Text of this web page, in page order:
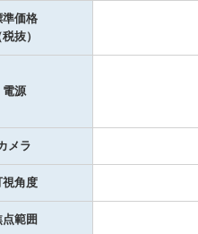
準価格
税抜）
電源
メラ
視角度
点範囲